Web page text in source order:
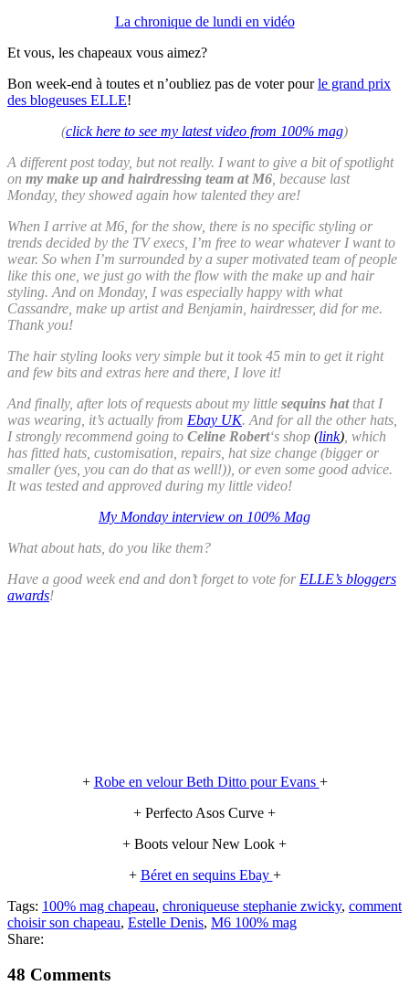
La chronique de lundi en vidéo
Et vous, les chapeaux vous aimez?
Bon week-end à toutes et n’oubliez pas de voter pourle grand prix
des blogeuses ELLE!
(click here to see my latest video from 100% mag)
A different post today, but not really. I want to give a bit of spotlight
on my make up and hairdressing team at M6 , because last
Monday, they showed again how talented they are!
When I arrive at M6, for the show, there is no specific styling or
trends decided by the TV execs, I’m free to wear whatever I want to
wear. So when I’m surrounded by a super motivated team of people
like this one, we just go with the flow with the make up and hair
styling. And on Monday, I was especially happy with what
Cassandre, make up artist and Benjamin, hairdresser, did for me.
Thank you!
The hair styling looks very simple but it took 45 min to get it right
and few bits and extras here and there, I love it!
And finally, after lots of requests about my little sequins hatthat I
was wearing, it’s actually from Ebay UK. And for all the other hats,
I strongly recommend going to Celine Robert‘s shop (link) , which
has fitted hats, customisation, repairs, hat size change (bigger or
smaller (yes, you can do that as well!)), or even some good advice.
It was tested and approved during my little video!
My Monday interview on 100% Mag
What about hats, do you like them?
Have a good week end and don’t forget to vote for ELLE’s bloggers
awards!
+ Robe en velour Beth Ditto pour Evans +
+ Perfecto Asos Curve +
+ Boots velour New Look +
+ Béret en sequins Ebay +
Tags: 100% mag chapeau, chroniqueuse stephanie zwicky, comment
choisir son chapeau, Estelle Denis, M6 100% mag
Share:
48 Comments